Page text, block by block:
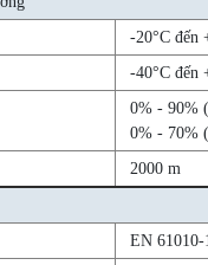
-20°C đến
-40°C đến
0% - 90%
0% - 70%
2000 m
EN